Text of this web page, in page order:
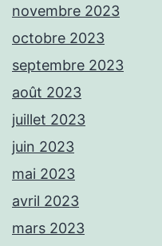
novembre 2023
octobre 2023
septembre 2023
août 2023
juillet 2023
juin 2023
mai 2023
avril 2023
mars 2023